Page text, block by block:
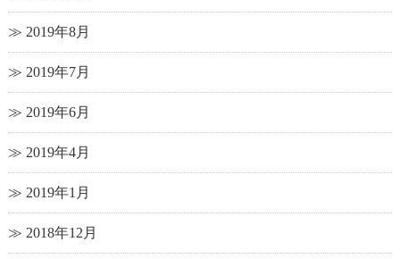
2019年8月
2019年7月
2019年6月
2019年4月
2019年1月
2018年12月